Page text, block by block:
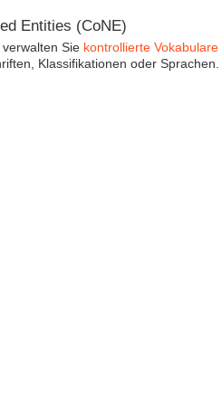
Entities (CoNE)
Sie kontrollierte Vokabulare
Klassifikationen oder Sprachen.